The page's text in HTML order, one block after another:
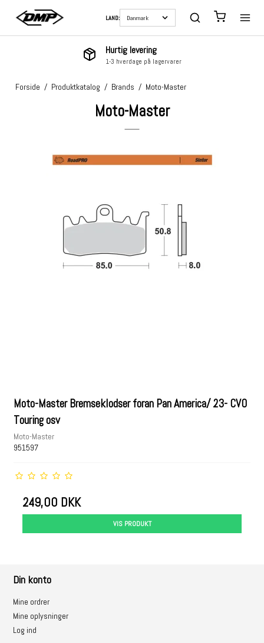
LAND:
Hurtig levering
1-3 hverdage på lagervarer
Forside / Produktkatalog / Brands / Moto-Master
Moto-Master
Moto-Master Bremseklodser foran Pan America/ 23- CVO
Touring osv
Moto-Master
951597
249,00 DKK
VIS PRODUKT
Din konto
Mine ordrer
Mine oplysninger
Log ind